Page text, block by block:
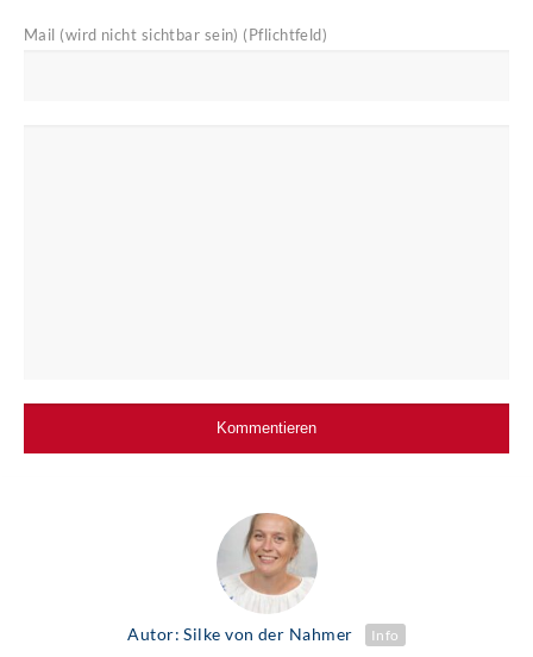
Mail (wird nicht sichtbar sein) (Pflichtfeld)
Autor: Silke von der Nahmer Info